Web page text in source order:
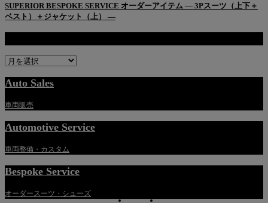
SUPERIOR BESPOKE SERVICE オーダーアイテム — 3Pスーツ（上下＋
ベスト）＋ジャケット（上） —
過
記
一
覧
Auto Sales
車両販売
Automotive Service
車両整備・カスタム
Bespoke Service
オーダースーツ・シューズ